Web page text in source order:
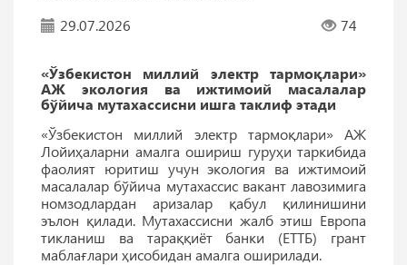
29.07.2026
74
«Ўзбекистон миллий электр тармоқлари»
АЖ экология ва ижтимоий масалалар
бўйича мутахассисни ишга таклиф этади
«Ўзбекистон миллий электр тармоқлари» АЖ
Лойиҳаларни амалга ошириш гуруҳи таркибида
фаолият юритиш учун экология ва ижтимоий
масалалар бўйича мутахассис вакант лавозимига
номзодлардан аризалар қабул қилинишини
эълон қилади. Мутахассисни жалб этиш Европа
тикланиш ва тараққиёт банки (ЕТТБ) грант
маблағлари ҳисобидан амалга оширилади.